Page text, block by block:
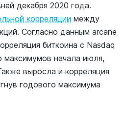
декабря 2020 года.
корреляции между
Согласно данным arcane
биткоина с Nasdaq
начала июля,
выросла и корреляция
годового максимума